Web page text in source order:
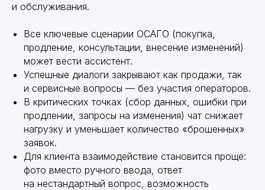
и обслуживания.
Все ключевые сценарии ОСАГО (покупка,
продление, консультации, внесение изменений)
может вести ассистент.
Успешные диалоги закрывают как продажи, так
и сервисные вопросы — без участия операторов.
В критических точках (сбор данных, ошибки при
продлении, запросы на изменения) чат снижает
нагрузку и уменьшает количество «брошенных»
заявок.
Для клиента взаимодействие становится проще:
фото вместо ручного ввода, ответ
на нестандартный вопрос, возможность